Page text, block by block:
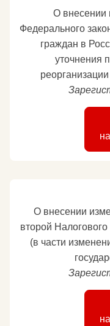
О внесении
Федерального
граждан в
уточнения
О внесении
второй
(в части